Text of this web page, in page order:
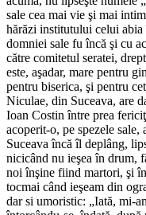
sale cea mai vie şi mai
hărăzi institutului celui
domniei sale fu încă şi cu
către comitetul seratei,
este, aşadar, mare pentru
pentru biserica, şi pentru
Niculae, din Suceava, are
Ioan Costin între prea
acoperit-o, pe spezele
Suceava încă îl deplâng,
nicicând nu ieşea în drum,
noi înşine fiind martori, şi
tocmai când ieşeam din
dar si umoristic: „Iată, mi-